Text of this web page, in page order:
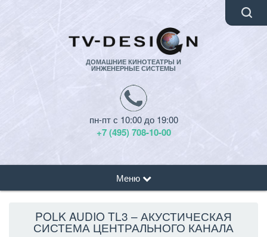
ДОМАШНИЕ КИНОТЕАТРЫ И
ИНЖЕНЕРНЫЕ СИСТЕМЫ
пн-пт с 10:00 до 19:00
+7 (495) 708-10-00
Меню
POLK AUDIO TL3 – АКУСТИЧЕСКАЯ
СИСТЕМА ЦЕНТРАЛЬНОГО КАНАЛА